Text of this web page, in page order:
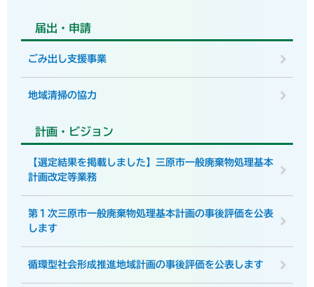
届出・申請
ごみ出し支援事業
地域清掃の協力
計画・ビジョン
【選定結果を掲載しました】三原市一般廃棄物処理基本
計画改定等業務
第１次三原市一般廃棄物処理基本計画の事後評価を公表
します
循環型社会形成推進地域計画の事後評価を公表します